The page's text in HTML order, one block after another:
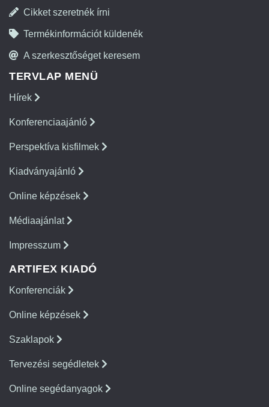
Cikket szeretnék írni
Termékinformációt küldenék
A szerkesztőséget keresem
TERVLAP MENÜ
Hírek
Konferenciaajánló
Perspektíva kisfilmek
Kiadványajánló
Online képzések
Médiaajánlat
Impresszum
ARTIFEX KIADÓ
Konferenciák
Online képzések
Szaklapok
Tervezési segédletek
Online segédanyagok